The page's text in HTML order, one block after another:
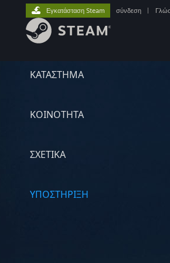
ΚΑΤΑΣΤΗΜΑ
ΚΟΙΝΟΤΗΤΑ
ΣΧΕΤΙΚΆ
ΥΠΟΣΤΗΡΙΞΗ
Εγκατάσταση Steam σύνδεση